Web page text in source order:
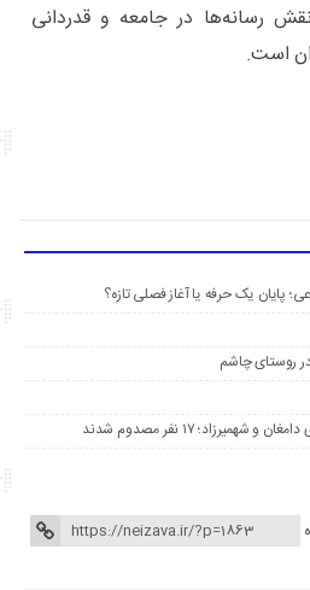
رسانه‌ها در جامعه و قدردانی
است.
پایان یک حرفه یا آغاز فصلی تازه؟
روستای چاشم
۱۷ نفر مصدوم شدند